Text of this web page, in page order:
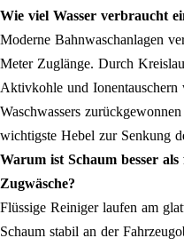
Wie viel Wasser verbraucht
Moderne Bahnwaschanlagen
Meter Zuglänge. Durch
Aktivkohle und Ionentauschern
Waschwassers
wichtigste Hebel zur Senkung
Warum ist Schaum besser
Zugwäsche?
Flüssige Reiniger laufen am
Schaum stabil an der